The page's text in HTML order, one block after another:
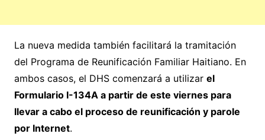
La nueva medida también facilitará la tramitación
del Programa de Reunificación Familiar Haitiano. En
ambos casos, el DHS comenzará a utilizar el
Formulario I-134A a partir de este viernes para
llevar a cabo el proceso de reunificación y parole
por Internet.